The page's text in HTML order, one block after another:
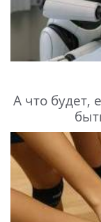
А что будет,